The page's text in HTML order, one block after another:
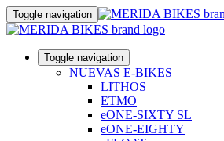
Toggle navigation
Toggle navigation
NUEVAS E-BIKES
LITHOS
ETMO
eONE-SIXTY SL
eONE-EIGHTY